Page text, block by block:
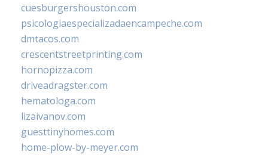
cuesburgershouston.com
psicologiaespecializadaencampeche.com
dmtacos.com
crescentstreetprinting.com
hornopizza.com
driveadragster.com
hematologa.com
lizaivanov.com
guesttinyhomes.com
home-plow-by-meyer.com